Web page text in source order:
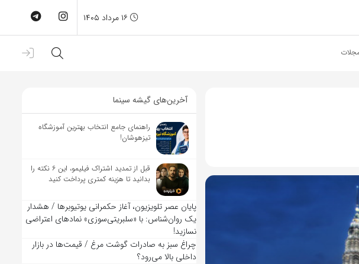
آخرین‌های گیشه سینما
راهنمای جامع انتخاب بهترین آموزشگاه
تیزهوشان!
قبل از تمدید اشتراک فیلیمو، این ۶ نکته را
بدانید تا هزینه کمتری پرداخت کنید
پایان عصر تلویزیون، آغاز حکمرانی یوتیوبرها / هشدار
یک روان‌شناس: با «سلبریتی‌سوزی» نمادهای اعتراضی
نسازید!
چراغ سبز به صادرات گوشت مرغ / قیمت‌ها در بازار
داخلی بالا می‌رود؟